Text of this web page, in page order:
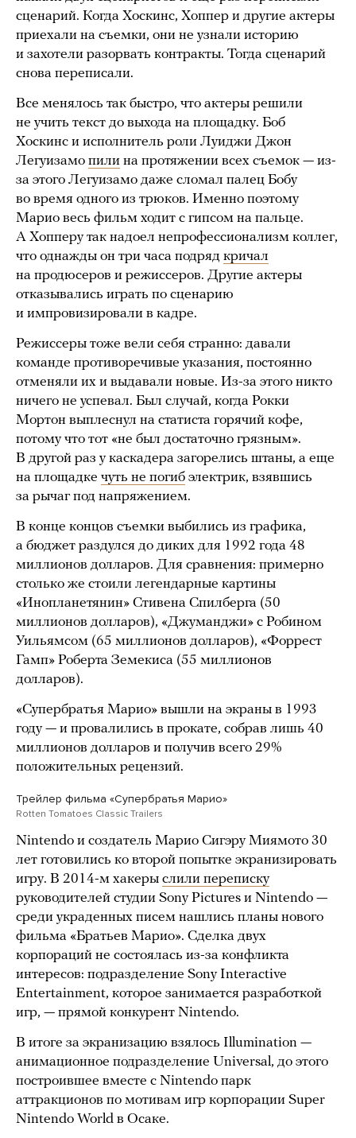
сценарий. Когда Хоскинс, Хоппер и другие актеры
приехали на съемки, они не узнали историю
и захотели разорвать контракты. Тогда сценарий
снова переписали.
Все менялось так быстро, что актеры решили
не учить текст до выхода на площадку. Боб
Хоскинс и исполнитель роли Луиджи Джон
Легуизамо пили на протяжении всех съемок — из-
за этого Легуизамо даже сломал палец Бобу
во время одного из трюков. Именно поэтому
Марио весь фильм ходит с гипсом на пальце.
А Хопперу так надоел непрофессионализм коллег,
что однажды он три часа подряд кричал
на продюсеров и режиссеров. Другие актеры
отказывались играть по сценарию
и импровизировали в кадре.
Режиссеры тоже вели себя странно: давали
команде противоречивые указания, постоянно
отменяли их и выдавали новые. Из-за этого никто
ничего не успевал. Был случай, когда Рокки
Мортон выплеснул на статиста горячий кофе,
потому что тот «не был достаточно грязным».
В другой раз у каскадера загорелись штаны, а еще
на площадке чуть не погиб электрик, взявшись
за рычаг под напряжением.
В конце концов съемки выбились из графика,
а бюджет раздулся до диких для 1992 года 48
миллионов долларов. Для сравнения: примерно
столько же стоили легендарные картины
«Инопланетянин» Стивена Спилберга (50
миллионов долларов), «Джуманджи» с Робином
Уильямсом (65 миллионов долларов), «Форрест
Гамп» Роберта Земекиса (55 миллионов
долларов).
«Супербратья Марио» вышли на экраны в 1993
году — и провалились в прокате, собрав лишь 40
миллионов долларов и получив всего 29%
положительных рецензий.
Трейлер фильма «Супербратья Марио»
Rotten Tomatoes Classic Trailers
Nintendo и создатель Марио Сигэру Миямото 30
лет готовились ко второй попытке экранизировать
игру. В 2014-м хакеры слили переписку
руководителей студии Sony Pictures и Nintendo —
среди украденных писем нашлись планы нового
фильма «Братьев Марио». Сделка двух
корпораций не состоялась из-за конфликта
интересов: подразделение Sony Interactive
Entertainment, которое занимается разработкой
игр, — прямой конкурент Nintendo.
В итоге за экранизацию взялось Illumination —
анимационное подразделение Universal, до этого
построившее вместе с Nintendo парк
аттракционов по мотивам игр корпорации Super
Nintendo World в Осаке.